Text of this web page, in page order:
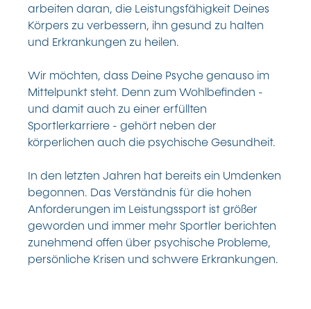
arbeiten daran, die Leistungsfähigkeit Deines
Körpers zu verbessern, ihn gesund zu halten
und Erkrankungen zu heilen.
Wir möchten, dass Deine Psyche genauso im
Mittelpunkt steht. Denn zum Wohlbefinden -
und damit auch zu einer erfüllten
Sportlerkarriere - gehört neben der
körperlichen auch die psychische Gesundheit.
In den letzten Jahren hat bereits ein Umdenken
begonnen. Das Verständnis für die hohen
Anforderungen im Leistungssport ist größer
geworden und immer mehr Sportler berichten
zunehmend offen über psychische Probleme,
persönliche Krisen und schwere Erkrankungen.